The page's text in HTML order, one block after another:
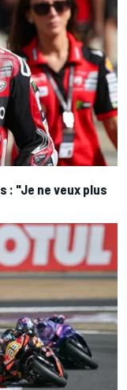
: "Je ne veux plus